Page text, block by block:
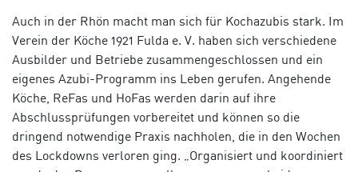
Auch in der Rhön macht man sich für Kochazubis stark. Im
Verein der Köche 1921 Fulda e. V. haben sich verschiedene
Ausbilder und Betriebe zusammengeschlossen und ein
eigenes Azubi-Programm ins Leben gerufen. Angehende
Köche, ReFas und HoFas werden darin auf ihre
Abschlussprüfungen vorbereitet und können so die
dringend notwendige Praxis nachholen, die in den Wochen
des Lockdowns verloren ging. „Organisiert und koordiniert